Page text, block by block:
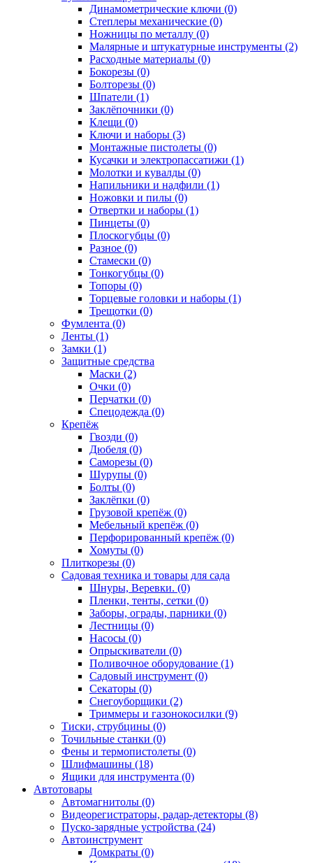
Динамометрические ключи (0)
Степлеры механические (0)
Ножницы по металлу (0)
Малярные и штукатурные инструменты (2)
Расходные материалы (0)
Бокорезы (0)
Болторезы (0)
Шпатели (1)
Заклёпочники (0)
Клещи (0)
Ключи и наборы (3)
Монтажные пистолеты (0)
Кусачки и электропассатижи (1)
Молотки и кувалды (0)
Напильники и надфили (1)
Ножовки и пилы (0)
Отвертки и наборы (1)
Пинцеты (0)
Плоскогубцы (0)
Разное (0)
Стамески (0)
Тонкогубцы (0)
Топоры (0)
Торцевые головки и наборы (1)
Трещотки (0)
Фумлента (0)
Ленты (1)
Замки (1)
Защитные средства
Маски (2)
Очки (0)
Перчатки (0)
Спецодежда (0)
Крепёж
Гвозди (0)
Дюбеля (0)
Саморезы (0)
Шурупы (0)
Болты (0)
Заклёпки (0)
Грузовой крепёж (0)
Мебельный крепёж (0)
Перфорированный крепёж (0)
Хомуты (0)
Плиткорезы (0)
Садовая техника и товары для сада
Шнуры, Веревки. (0)
Пленки, тенты, сетки (0)
Заборы, ограды, парники (0)
Лестницы (0)
Насосы (0)
Опрыскиватели (0)
Поливочное оборудование (1)
Садовый инструмент (0)
Секаторы (0)
Снегоуборщики (2)
Триммеры и газонокосилки (9)
Тиски, струбцины (0)
Точильные станки (0)
Фены и термопистолеты (0)
Шлифмашины (18)
Ящики для инструмента (0)
Автотовары
Автомагнитолы (0)
Видеорегистраторы, радар-детекторы (8)
Пуско-зарядные устройства (24)
Автоинструмент
Домкраты (0)